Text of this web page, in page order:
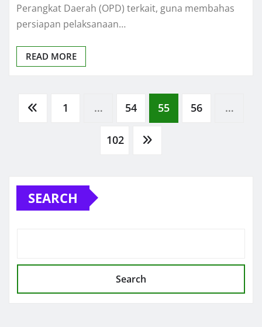
Perangkat Daerah (OPD) terkait, guna membahas
persiapan pelaksanaan…
READ MORE
Posts
1 … 54 55 56 …
102
SEARCH
Search